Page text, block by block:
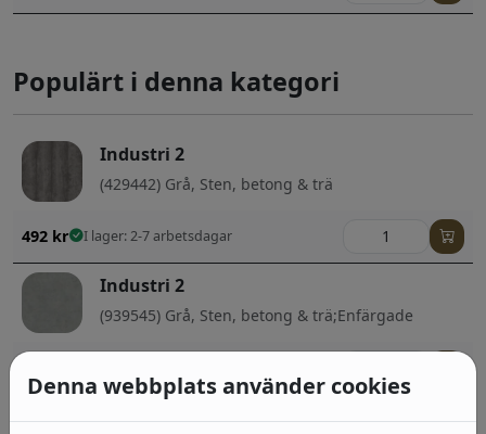
Populärt i denna kategori
Industri 2
(429442) Grå, Sten, betong & trä
492 kr I lager: 2-7 arbetsdagar
Industri 2
(939545) Grå, Sten, betong & trä;Enfärgade
Industri 2
Denna webbplats använder cookies